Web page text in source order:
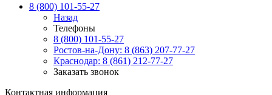
8 (800) 101-55-27
Назад
Телефоны
8 (800) 101-55-27
Ростов-на-Дону: 8 (863) 207-77-27
Краснодар: 8 (861) 212-77-27
Заказать звонок
Контактная информация